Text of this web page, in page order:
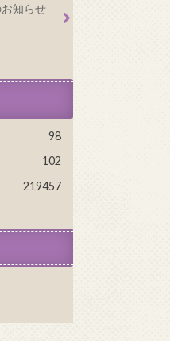
お知らせ
98
102
219457